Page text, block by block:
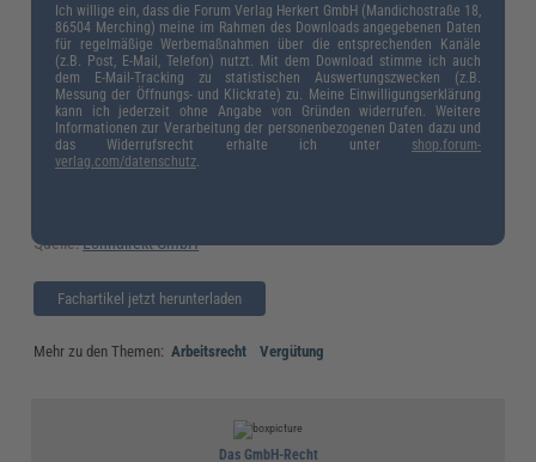
Ich willige ein, dass die Forum Verlag Herkert GmbH (Mandichostraße 18,
86504 Merching) meine im Rahmen des Downloads angegebenen Daten
für regelmäßige Werbemaßnahmen über die entsprechenden Kanäle
(z.B. Post, E-Mail, Telefon) nutzt. Mit dem Download stimme ich auch
dem E-Mail-Tracking zu statistischen Auswertungszwecken (z.B.
Messung der Öffnungs- und Klickrate) zu. Meine Einwilligungserklärung
kann ich jederzeit ohne Angabe von Gründen widerrufen. Weitere
Informationen zur Verarbeitung der personenbezogenen Daten dazu und
das Widerrufsrecht erhalte ich unter shop.forum-
verlag.com/datenschutz.
Quelle:Lohndirekt GmbH
Fachartikel jetzt herunterladen
Mehr zu den Themen: Arbeitsrecht Vergütung
Das GmbH-Recht